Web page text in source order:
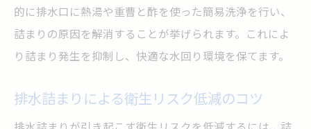
的に排水口に熱湯や重曹と酢を使った簡易洗浄を行い、
詰まりの原因を解消することが挙げられます。これによ
り詰まり発生を抑制し、快適な水回り環境を保てます。
排水詰まりによる衛生リスク低減のコツ